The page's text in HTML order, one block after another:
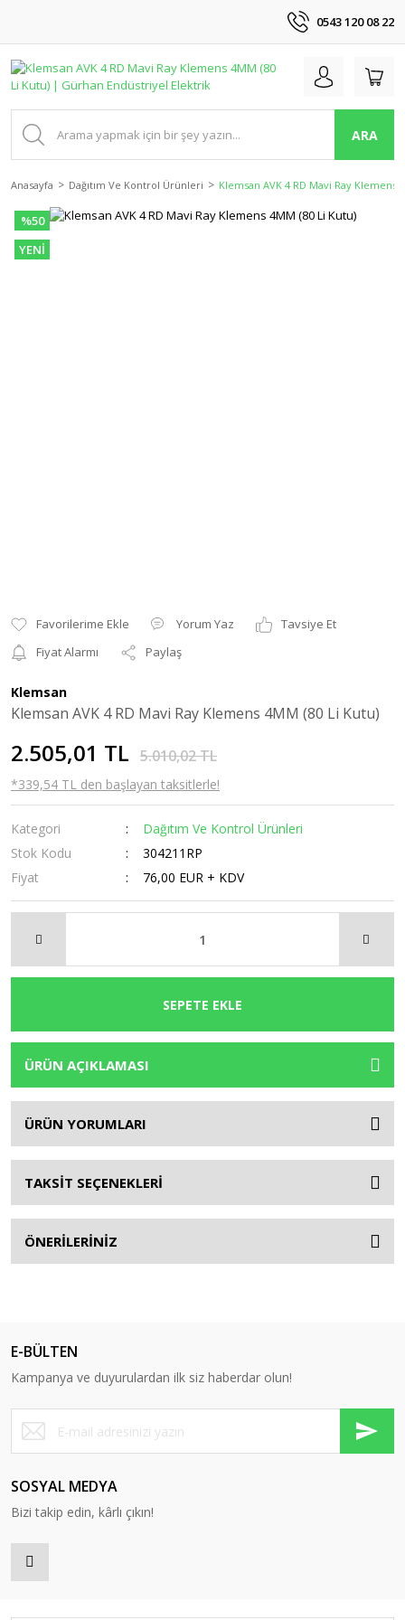
0543 120 08 22
ARA
Anasayfa Dağıtım Ve Kontrol Ürünleri Klemsan AVK 4 RD Mavi Ray Klemens
%50
YENİ
Yorum Yaz
Tavsiye Et
Fiyat Alarmı
Paylaş
Klemsan
Klemsan AVK 4 RD Mavi Ray Klemens 4MM (80 Li Kutu)
2.505,01 TL 5.010,02 TL
*339,54 TL den başlayan taksitlerle!
Kategori
Dağıtım Ve Kontrol Ürünleri
Stok Kodu
304211RP
Fiyat
76,00 EUR + KDV
SEPETE EKLE
ÜRÜN AÇIKLAMASI
ÜRÜN YORUMLARI
TAKSİT SEÇENEKLERİ
ÖNERİLERİNİZ
E-BÜLTEN
Kampanya ve duyurulardan ilk siz haberdar olun!
SOSYAL MEDYA
Bizi takip edin, kârlı çıkın!